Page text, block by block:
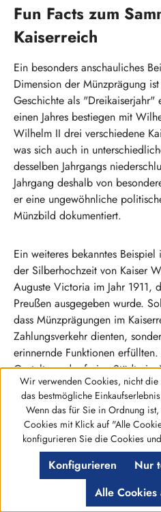
Fun Facts zum
Kaiserreich
Ein besonders anschauliches
Dimension der Münzprägung
Geschichte als "Dreikaiserjahr"
einen Jahres bestiegen mit
Wilhelm II drei verschiedene
was sich auch in
desselben Jahrgangs
Jahrgang deshalb von
er eine ungewöhnliche
Münzbild dokumentiert.
Ein weiteres bekanntes
der Silberhochzeit von Kaiser
Auguste Victoria im Jahr 1911,
Preußen ausgegeben wurde.
dass Münzprägungen im
Zahlungsverkehr dienten,
erinnernde Funktionen
Gestaltung der freien Städte
Königreichen zeigt, wie stark
Münzgestaltung zum
das Sammeln von 2 Mark
lebendigen Beschäftigung mit
Die Vielfalt an Herrschern,
macht die 2 Mark Kaiserreich
facettenreichen Sammelgebiet,
Werkzeugleiste anzeigen
Wir verwenden Cookies, nicht die
das bestmögliche
Wenn das für Sie in Ordnung
Cookies mit Klick auf "Alle
konfigurieren Sie die Cookies
Nur
Konfigurieren
Alle